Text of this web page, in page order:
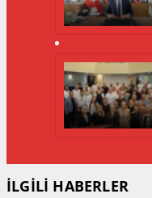
İLGİLİ HABERLER